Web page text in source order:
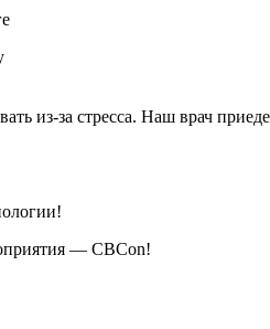
из-за стресса. Наш врач
— CBCon!